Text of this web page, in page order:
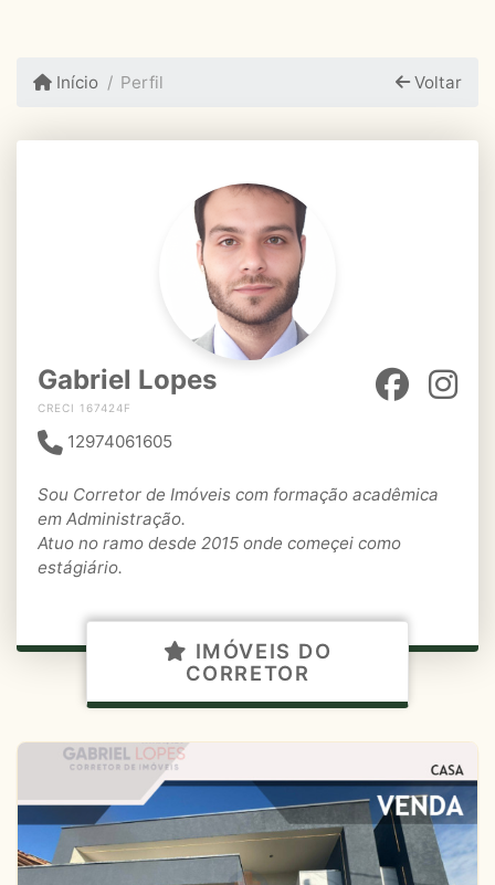
Início Perfil Voltar
Gabriel Lopes
CRECI 167424F
12974061605
Sou Corretor de Imóveis com formação acadêmica
em Administração.
Atuo no ramo desde 2015 onde começei como
estágiário.
IMÓVEIS DO
CORRETOR